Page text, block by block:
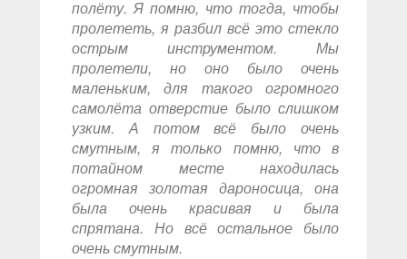
полёту. Я помню, что тогда, чтобы
пролететь, я разбил всё это стекло
острым инструментом. Мы
пролетели, но оно было очень
маленьким, для такого огромного
самолёта отверстие было слишком
узким. А потом всё было очень
смутным, я только помню, что в
потайном месте находилась
огромная золотая дароносица, она
была очень красивая и была
спрятана. Но всё остальное было
очень смутным.